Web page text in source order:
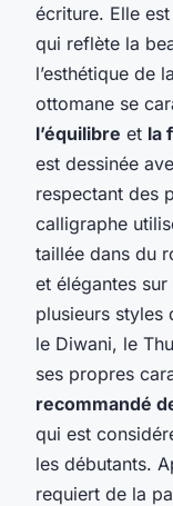
écriture. Elle
qui reflète la
l’esthétique de
ottomane se
l’équilibre et la
est dessinée
respectant des
calligraphe
taillée dans du
et élégantes
plusieurs styles
le Diwani, le
ses propres
recommandé
qui est
les débutants.
requiert de la